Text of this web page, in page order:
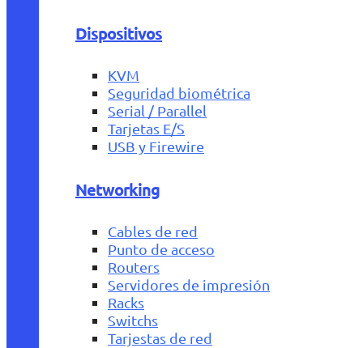
Dispositivos
KVM
Seguridad biométrica
Serial / Parallel
Tarjetas E/S
USB y Firewire
Networking
Cables de red
Punto de acceso
Routers
Servidores de impresión
Racks
Switchs
Tarjestas de red